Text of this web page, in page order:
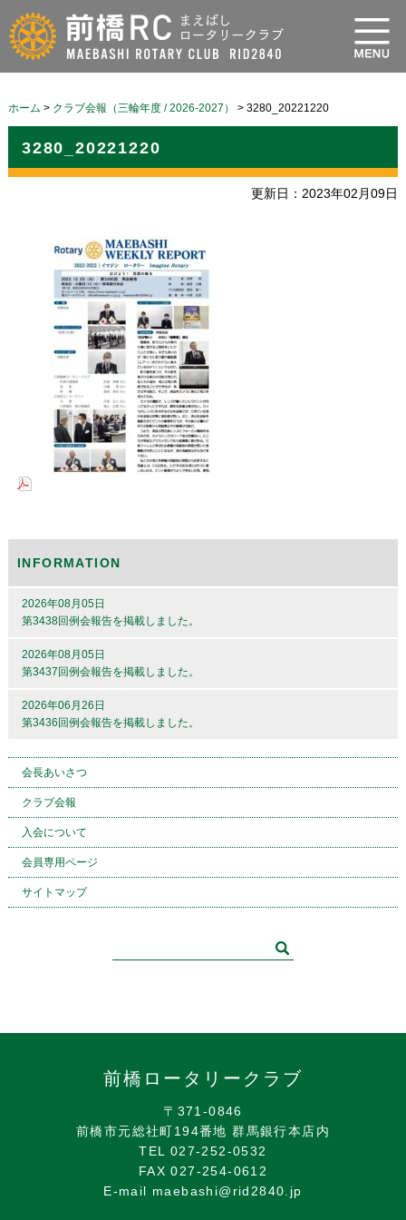
ホーム > クラブ会報（三輪年度 / 2026-2027） > 3280_20221220
3280_20221220
更新日：2023年02月09日
INFORMATION
2026年08月05日
第3438回例会報告を掲載しました。
2026年08月05日
第3437回例会報告を掲載しました。
2026年06月26日
第3436回例会報告を掲載しました。
会長あいさつ
クラブ会報
入会について
会員専用ページ
サイトマップ
前橋ロータリークラブ
〒371-0846
前橋市元総社町194番地 群馬銀行本店内
TEL 027-252-0532
FAX 027-254-0612
E-mail maebashi@rid2840.jp